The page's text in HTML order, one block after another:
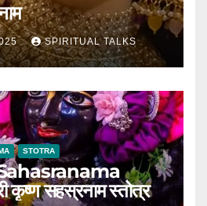
SPIRITUAL TALKS
STOTRA
सहस्रनाम स्तोत्र